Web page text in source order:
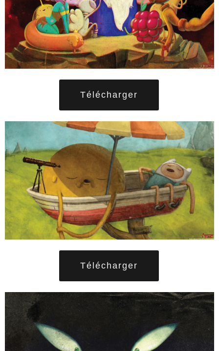
Télécharger
Télécharger